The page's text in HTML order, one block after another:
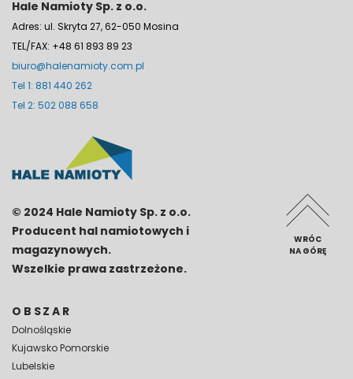
Hale Namioty Sp. z o.o.
Adres: ul. Skryta 27, 62-050 Mosina
TEL/FAX: +48 61 893 89 23
biuro@halenamioty.com.pl
Tel 1: 881 440 262
Tel 2: 502 088 658
© 2024 Hale Namioty Sp. z o.o.
Producent hal namiotowych i
magazynowych.
Wszelkie prawa zastrzeżone.
OBSZAR
Dolnośląskie
Kujawsko Pomorskie
Lubelskie
WRÓC
NA GÓRĘ